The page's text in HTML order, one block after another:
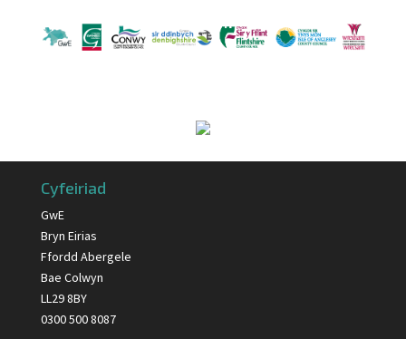
Cyfeiriad
GwE
Bryn Eirias
Ffordd Abergele
Bae Colwyn
LL29 8BY
0300 500 8087